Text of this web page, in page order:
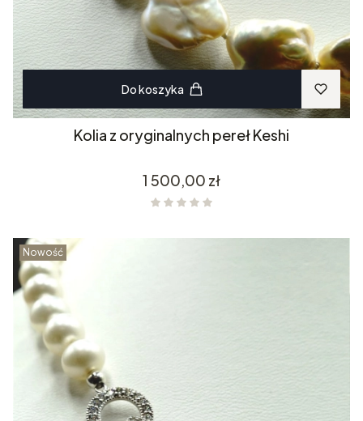
Do koszyka
Kolia z oryginalnych pereł Keshi
Cena
1 500,00 zł
Nowość